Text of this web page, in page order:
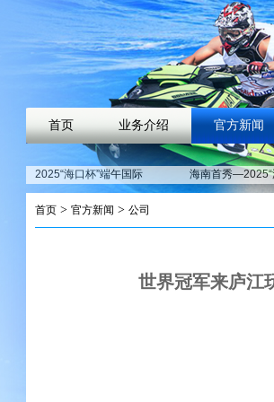
首页 业务介绍 官方新闻
2025“海口杯”端午国际
龙舟邀请赛开赛在即，
近40支劲旅竞渡海甸溪
海南首秀—2025“
杯”端午国际龙舟
文旅新玩法
首页 > 官方新闻 > 公司
世界冠军来庐江